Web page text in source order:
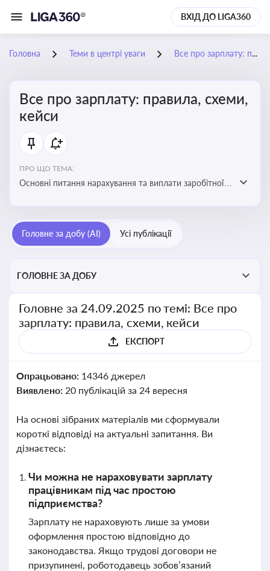
ВХІД ДО LIGA360
Головна Теми в центрі уваги Все про зарплату: правила, схеми, кейси
Все про зарплату: правила, схеми,
кейси
ПРО ЩО ТЕМА:
Основні питання нарахування та виплати заробітної
інформації про можливі схеми зловживань
Головне за добу (AI) Усі публікації
ГОЛОВНЕ ЗА ДОБУ
Головне за 24.09.2025 по темі: Все про
зарплату: правила, схеми, кейси
ЕКСПОРТ
Опрацьовано: 14346 джерел
Виявлено: 20 публікацій за 24 вересня
На основі зібраних матеріалів ми сформували
короткі відповіді на актуальні запитання. Ви
дізнаєтесь:
Чи можна не нараховувати зарплату
працівникам під час простою
підприємства?
Зарплату не нараховують лише за умови
оформлення простою відповідно до
законодавства. Якщо трудові договори не
призупинені, роботодавець зобов’язаний